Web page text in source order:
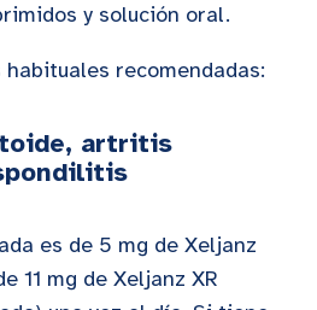
y solución oral.
recomendadas:
artritis
es de 5 mg de Xeljanz
11 mg de Xeljanz XR